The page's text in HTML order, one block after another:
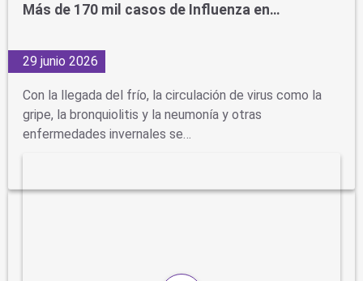
Más de 170 mil casos de Influenza en…
29 junio 2026
Con la llegada del frío, la circulación de virus como la
gripe, la bronquiolitis y la neumonía y otras
enfermedades invernales se…